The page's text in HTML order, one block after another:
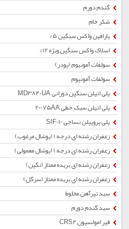
گندم دورم
شکر خام
پارافین واکس سنگین 5%
اسلاک واکس سنگین ویژه 12%
سولفات آمونیوم (پودر)
سولفات آمونیوم
پلی اتیلن سنگین دورانی MD3840UA
پلی اتیلن سبک خطی 20075AA
پلی پروپیلن نساجی SIF010
زعفران رشته ای درجه 1 (پوشال مرغوب)
زعفران رشته ای درجه 1 (پوشال معمولی)
زعفران رشته ای بریده ممتاز (نگین)
زعفران رشته ای بریده ممتاز (سرگل)
سبد تیرآهن مخلوط
سبد گندم دورم
قیر امولسیون CRS2